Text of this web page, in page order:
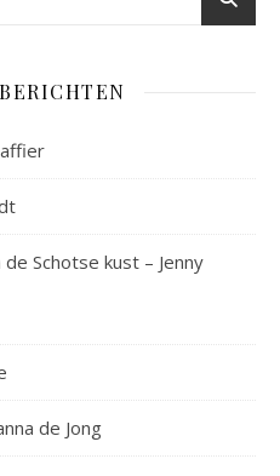
Schotse kust – Jenny
de Jong